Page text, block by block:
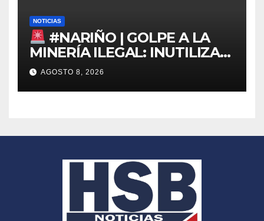
NOTICIAS
#NARIÑO | GOLPE A LA
MINERÍA ILEGAL: INUTILIZAN
DRAGA EN EL PACÍFICO
AGOSTO 8, 2026